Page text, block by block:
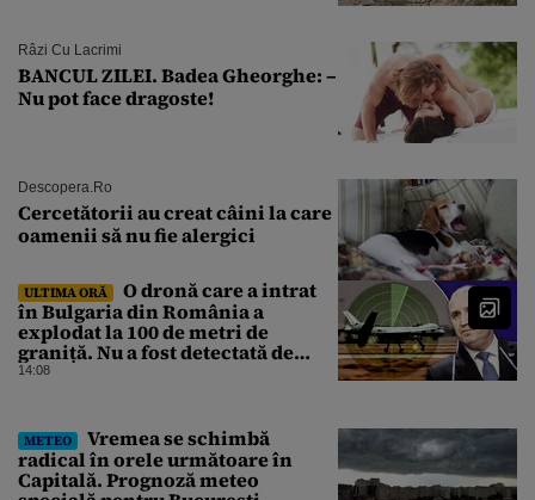
Râzi Cu Lacrimi
BANCUL ZILEI. Badea Gheorghe: –
Nu pot face dragoste!
Descopera.ro
Cercetătorii au creat câini la care
oamenii să nu fie alergici
ULTIMA ORĂ
O dronă care a intrat
în Bulgaria din România a
explodat la 100 de metri de
graniță. Nu a fost detectată de
radare. Reacția MApN
14:08
METEO
Vremea se schimbă
radical în orele următoare în
Capitală. Prognoză meteo